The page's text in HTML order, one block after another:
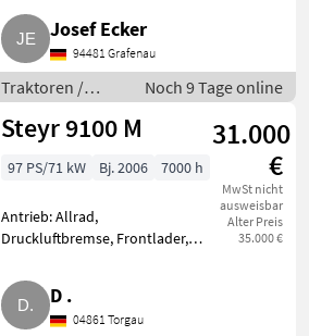
Fronthydraulik, Frontlader,
Klimaanlage, Plattform: Kabine,
Getriebeart Landmaschine:
Schaltgetriebe, Luftsitz,
Powershuttle, Zapfwellendreh
Josef Ecker
94481 Grafenau
Traktoren /
Standard
Traktoren
Noch 9 Tage online
Steyr 9100 M
31.000
€
MwSt nicht
ausweisbar
Alter Preis
35.000 €
97 PS/71 kW Bj. 2006 7000 h
Antrieb: Allrad,
Druckluftbremse, Frontlader,
Landmaschine: Schaltgetriebe,
EHR, Luftsitz, 4-Rad Bremse,
Frontladerkonsole,
D .
04861 Torgau